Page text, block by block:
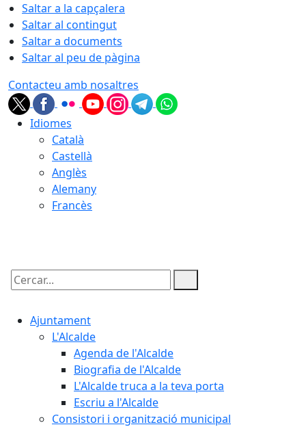
Saltar a la capçalera
Saltar al contingut
Saltar a documents
Saltar al peu de pàgina
Contacteu amb nosaltres
Idiomes
Català
Castellà
Anglès
Alemany
Francès
Cercar:
Ajuntament
L'Alcalde
Agenda de l'Alcalde
Biografia de l'Alcalde
L'Alcalde truca a la teva porta
Escriu a l'Alcalde
Consistori i organització municipal